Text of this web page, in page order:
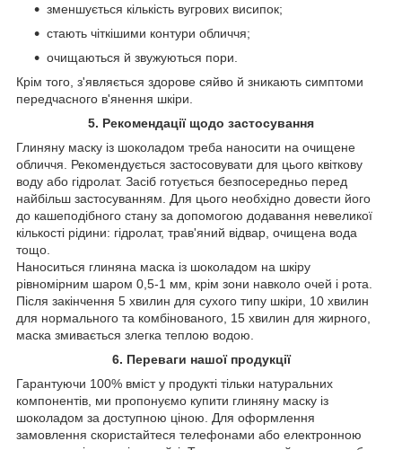
зменшується кількість вугрових висипок;
стають чіткішими контури обличчя;
очищаються й звужуються пори.
Крім того, з'являється здорове сяйво й зникають симптоми
передчасного в'янення шкіри.
5. Рекомендації щодо застосування
Глиняну маску із шоколадом треба наносити на очищене
обличчя. Рекомендується застосовувати для цього квіткову
воду або гідролат. Засіб готується безпосередньо перед
найбільш застосуванням. Для цього необхідно довести його
до кашеподібного стану за допомогою додавання невеликої
кількості рідини: гідролат, трав'яний відвар, очищена вода
тощо.
Наноситься глиняна маска із шоколадом на шкіру
рівномірним шаром 0,5-1 мм, крім зони навколо очей і рота.
Після закінчення 5 хвилин для сухого типу шкіри, 10 хвилин
для нормального та комбінованого, 15 хвилин для жирного,
маска змивається злегка теплою водою.
6. Переваги нашої продукції
Гарантуючи 100% вміст у продукті тільки натуральних
компонентів, ми пропонуємо купити глиняну маску із
шоколадом за доступною ціною. Для оформлення
замовлення скористайтеся телефонами або електронною